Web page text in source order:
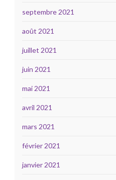
septembre 2021
août 2021
juillet 2021
juin 2021
mai 2021
avril 2021
mars 2021
février 2021
janvier 2021